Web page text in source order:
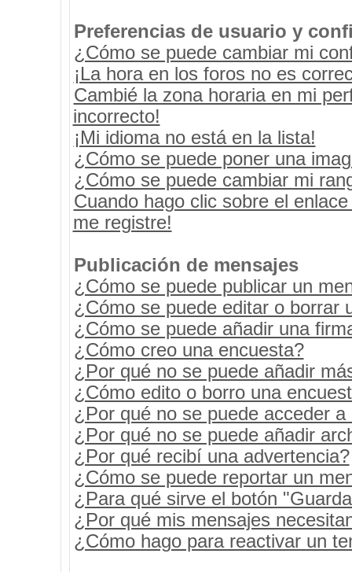
Preferencias de usuario y
¿Cómo se puede cambiar mi
¡La hora en los foros no es
Cambié la zona horaria en mi
incorrecto!
¡Mi idioma no está en la lista!
¿Cómo se puede poner una
¿Cómo se puede cambiar mi
Cuando hago clic sobre el
me registre!
Publicación de mensajes
¿Cómo se puede publicar un
¿Cómo se puede editar o borrar
¿Cómo se puede añadir una
¿Cómo creo una encuesta?
¿Por qué no se puede añadir
¿Cómo edito o borro una
¿Por qué no se puede acceder a
¿Por qué no se puede añadir
¿Por qué recibí una advertencia?
¿Cómo se puede reportar un
¿Para qué sirve el botón
¿Por qué mis mensajes
¿Cómo hago para reactivar un